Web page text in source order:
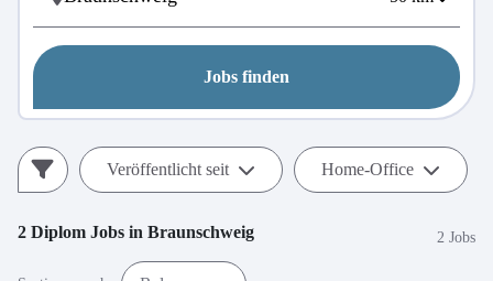
Jobs finden
Veröffentlicht seit Home-Office
2 Diplom Jobs in Braunschweig 2 Jobs